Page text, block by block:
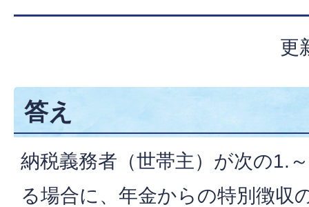
更
答え
納税義務者（世帯主）が次の1.
る場合に、年金からの特別徴収